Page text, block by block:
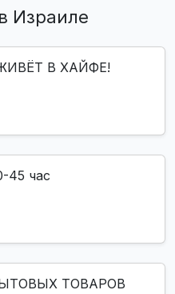
Израиле
В ХАЙФЕ!
45 час
ТОВАРОВ